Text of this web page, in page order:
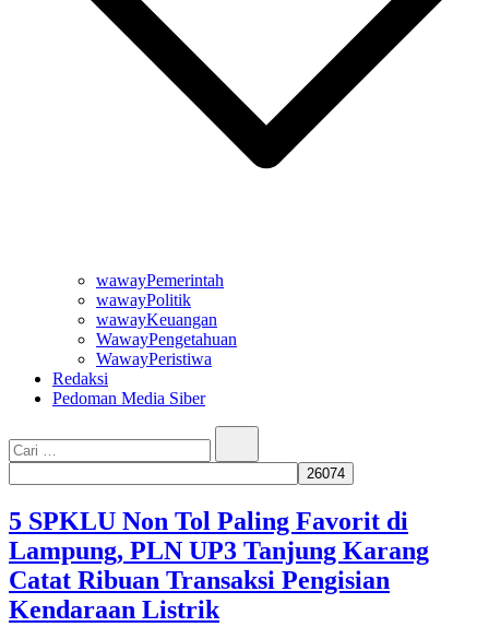
wawayPemerintah
wawayPolitik
wawayKeuangan
WawayPengetahuan
WawayPeristiwa
Redaksi
Pedoman Media Siber
5 SPKLU Non Tol Paling Favorit di
Lampung, PLN UP3 Tanjung Karang
Catat Ribuan Transaksi Pengisian
Kendaraan Listrik